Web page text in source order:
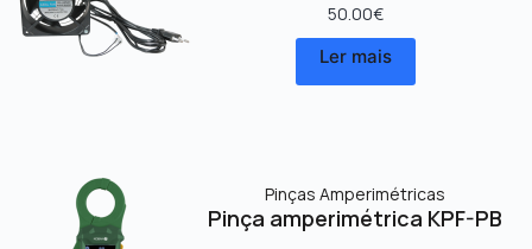
50.00€
Ler mais
Pinças Amperimétricas
Pinça amperimétrica KPF-PB